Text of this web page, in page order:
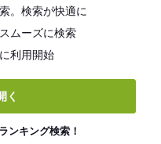
。検索が快適に
ムーズに検索
利用開始
く
ンキング検索！